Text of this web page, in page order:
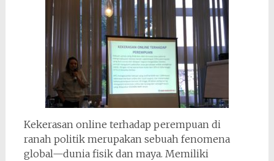
Kekerasan online terhadap perempuan di
ranah politik merupakan sebuah fenomena
global—dunia fisik dan maya. Memiliki